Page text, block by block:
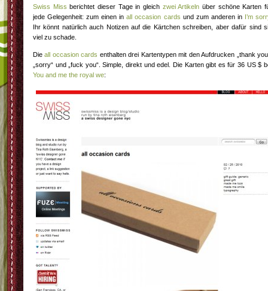
Swiss Miss berichtet dieser Tage in gleich zwei Artikeln über schöne Karten
jede Gelegenheit: zum einen inall occasion cards und zum anderen in I’m
Ihr könnt natürlich auch Notizen auf die Kärtchen schreiben, aber dafür sind
viel zu schade.
Dieall occasion cards enthalten drei Kartentypen mit den Aufdrucken „thank
„sorry“ und „fuck you“. Simple, direkt und edel. Die Karten gibt es für 36 US $
You and me the royal we: